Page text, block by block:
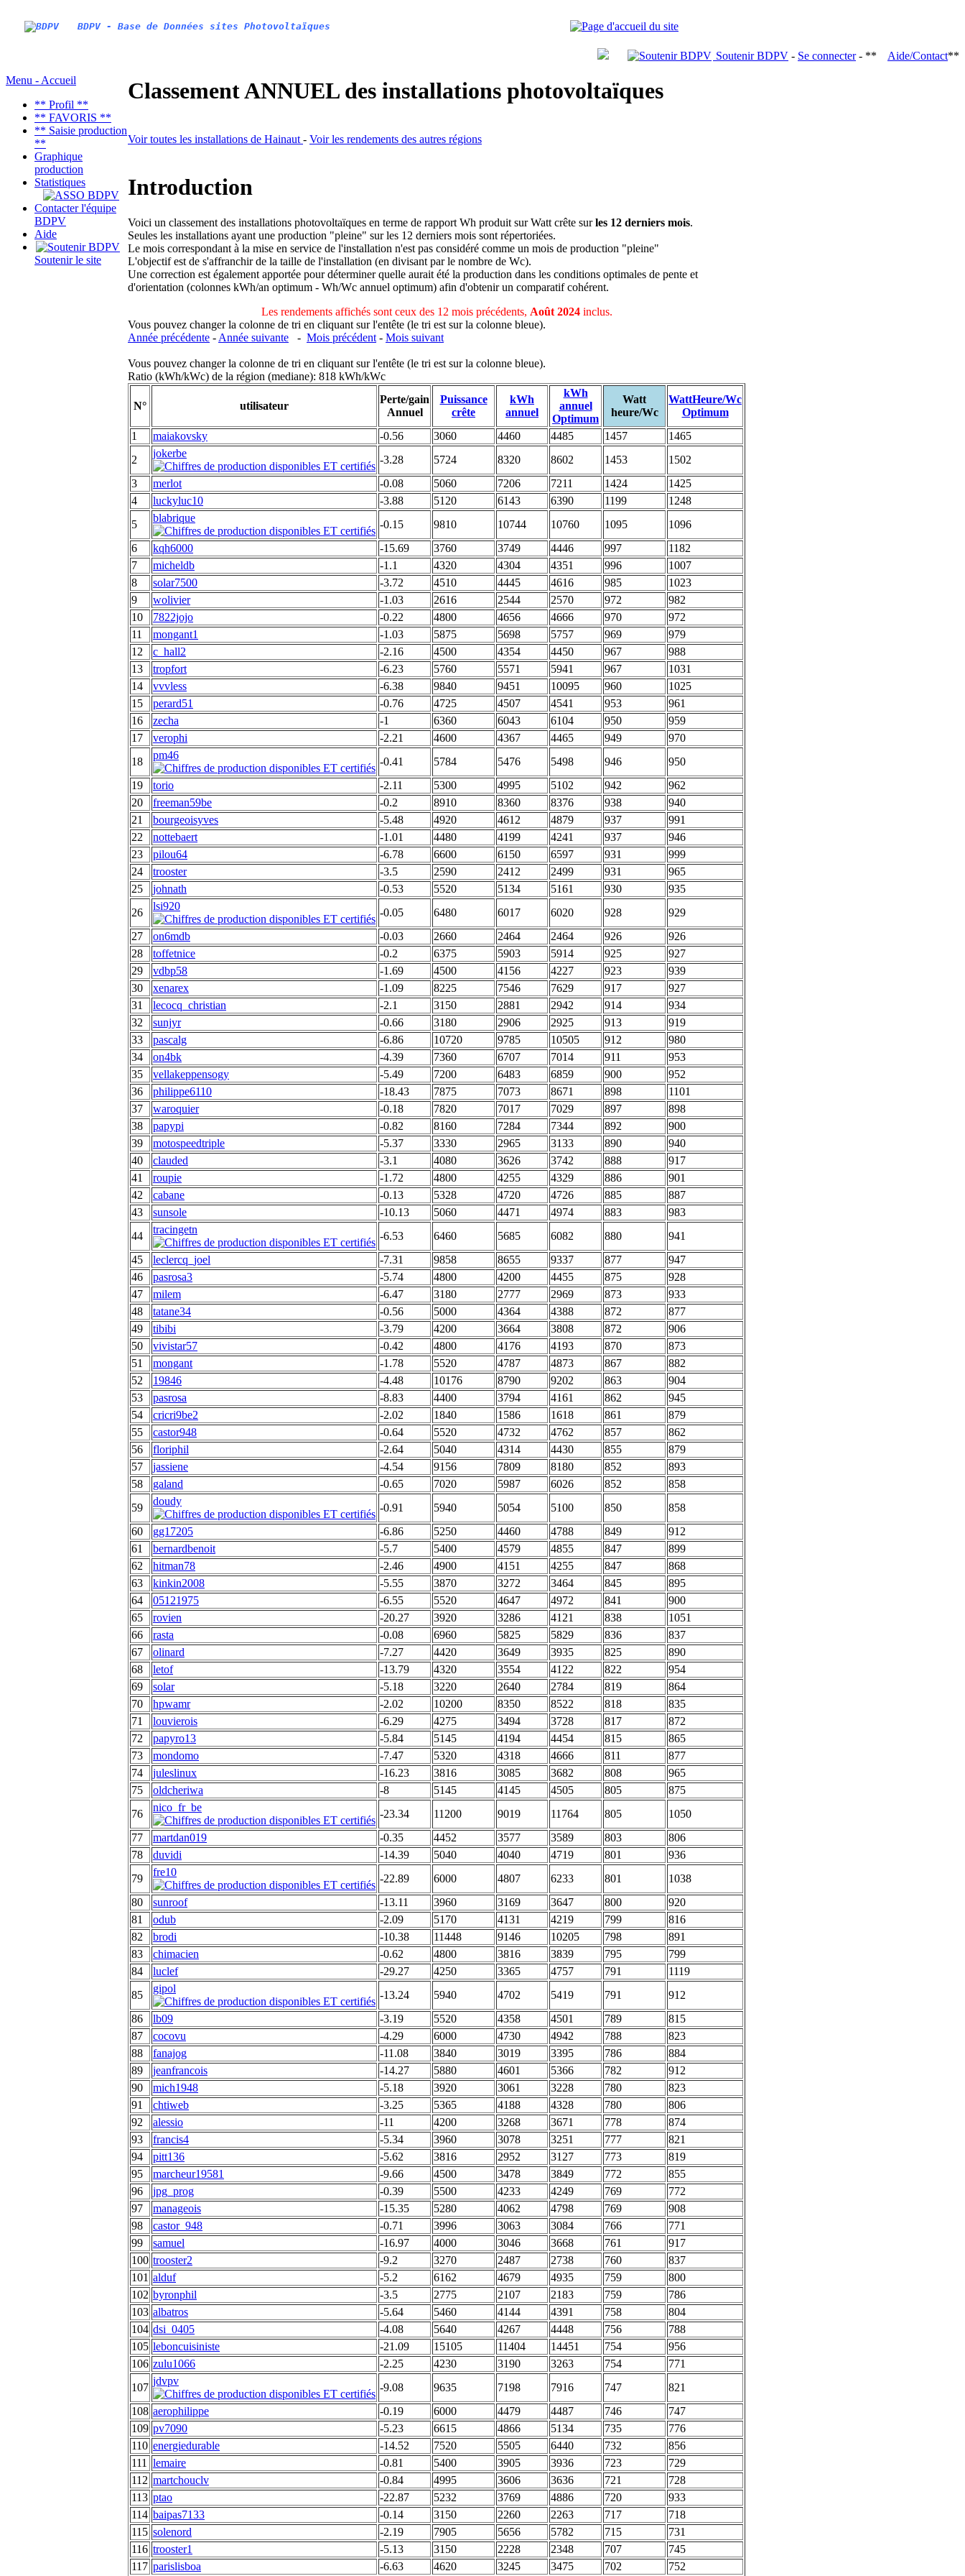
BDPV - Base de Données sites Photovoltaïques
Soutenir BDPV - Se connecter- ** Aide/Contact**
Menu - Accueil
** Profil **
** FAVORIS **
** Saisie production
**
Graphique
production
Statistiques
Contacter l'équipe
BDPV
Aide
Soutenir le site
Classement ANNUEL des installations photovoltaïques
Voir toutes les installations de Hainaut - Voir les rendements des autres régions
Introduction
Voici un classement des installations photovoltaïques en terme de rapport Wh produit sur Watt crête surles 12 derniers mois.
Seules les installations ayant une production "pleine" sur les 12 derniers mois sont répertoriées.
Le mois correspondant à la mise en service de l'installation n'est pas considéré comme un mois de production "pleine"
L'objectif est de s'affranchir de la taille de l'installation (en divisant par le nombre de Wc).
Une correction est également apportée pour déterminer quelle aurait été la production dans les conditions optimales de pente et
d'orientation (colonnes kWh/an optimum - Wh/Wc annuel optimum) afin d'obtenir un comparatif cohérent.
Les rendements affichés sont ceux des 12 mois précédents, Août 2024inclus.
Vous pouvez changer la colonne de tri en cliquant sur l'entête (le tri est sur la colonne bleue).
Année précédente - Année suivante - Mois précédent - Mois suivant
Vous pouvez changer la colonne de tri en cliquant sur l'entête (le tri est sur la colonne bleue).
Ratio (kWh/kWc) de la région (mediane): 818 kWh/kWc
N° utilisateur
Perte/gain
Annuel
Puissance
crête
kWh
annuel
kWh
annuel
Optimum
Watt
heure/Wc
WattHeure/Wc
Optimum
1
maiakovsky -0.56 3060 4460 4485 1457
1465
2
jokerbe
-3.28 5724 8320 8602 1453
1502
3
merlot -0.08 5060 7206 7211 1424
1425
4
luckyluc10 -3.88 5120 6143 6390 1199
1248
5
blabrique
-0.15 9810 10744 10760 1095
1096
6
kqh6000 -15.69 3760 3749 4446 997
1182
7
micheldb -1.1 4320 4304 4351 996
1007
8
solar7500 -3.72 4510 4445 4616 985
1023
9
wolivier -1.03 2616 2544 2570 972
982
10
7822jojo -0.22 4800 4656 4666 970
972
11
mongant1 -1.03 5875 5698 5757 969
979
12
c_hall2 -2.16 4500 4354 4450 967
988
13
tropfort -6.23 5760 5571 5941 967
1031
14
vvvless -6.38 9840 9451 10095 960
1025
15
perard51 -0.76 4725 4507 4541 953
961
16
zecha -1 6360 6043 6104 950
959
17
verophi -2.21 4600 4367 4465 949
970
18
pm46
-0.41 5784 5476 5498 946
950
19
torio -2.11 5300 4995 5102 942
962
20
freeman59be -0.2 8910 8360 8376 938
940
21
bourgeoisyves -5.48 4920 4612 4879 937
991
22
nottebaert -1.01 4480 4199 4241 937
946
23
pilou64 -6.78 6600 6150 6597 931
999
24
trooster -3.5 2590 2412 2499 931
965
25
johnath -0.53 5520 5134 5161 930
935
26
lsi920
-0.05 6480 6017 6020 928
929
27
on6mdb -0.03 2660 2464 2464 926
926
28
toffetnice -0.2 6375 5903 5914 925
927
29
vdbp58 -1.69 4500 4156 4227 923
939
30
xenarex -1.09 8225 7546 7629 917
927
31
lecocq_christian -2.1 3150 2881 2942 914
934
32
sunjyr -0.66 3180 2906 2925 913
919
33
pascalg -6.86 10720 9785 10505 912
980
34
on4bk -4.39 7360 6707 7014 911
953
35
vellakeppensogy -5.49 7200 6483 6859 900
952
36
philippe6110 -18.43 7875 7073 8671 898
1101
37
waroquier -0.18 7820 7017 7029 897
898
38
papypi -0.82 8160 7284 7344 892
900
39
motospeedtriple -5.37 3330 2965 3133 890
940
40
clauded -3.1 4080 3626 3742 888
917
41
roupie -1.72 4800 4255 4329 886
901
42
cabane -0.13 5328 4720 4726 885
887
43
sunsole -10.13 5060 4471 4974 883
983
44
tracingetn
-6.53 6460 5685 6082 880
941
45
leclercq_joel -7.31 9858 8655 9337 877
947
46
pasrosa3 -5.74 4800 4200 4455 875
928
47
milem -6.47 3180 2777 2969 873
933
48
tatane34 -0.56 5000 4364 4388 872
877
49
tibibi -3.79 4200 3664 3808 872
906
50
vivistar57 -0.42 4800 4176 4193 870
873
51
mongant -1.78 5520 4787 4873 867
882
52
19846 -4.48 10176 8790 9202 863
904
53
pasrosa -8.83 4400 3794 4161 862
945
54
cricri9be2 -2.02 1840 1586 1618 861
879
55
castor948 -0.64 5520 4732 4762 857
862
56
floriphil -2.64 5040 4314 4430 855
879
57
jassiene -4.54 9156 7809 8180 852
893
58
galand -0.65 7020 5987 6026 852
858
59
doudy
-0.91 5940 5054 5100 850
858
60
gg17205 -6.86 5250 4460 4788 849
912
61
bernardbenoit -5.7 5400 4579 4855 847
899
62
hitman78 -2.46 4900 4151 4255 847
868
63
kinkin2008 -5.55 3870 3272 3464 845
895
64
05121975 -6.55 5520 4647 4972 841
900
65
rovien -20.27 3920 3286 4121 838
1051
66
rasta -0.08 6960 5825 5829 836
837
67
olinard -7.27 4420 3649 3935 825
890
68
letof -13.79 4320 3554 4122 822
954
69
solar -5.18 3220 2640 2784 819
864
70
hpwamr -2.02 10200 8350 8522 818
835
71
louvierois -6.29 4275 3494 3728 817
872
72
papyro13 -5.84 5145 4194 4454 815
865
73
mondomo -7.47 5320 4318 4666 811
877
74
juleslinux -16.23 3816 3085 3682 808
965
75
oldcheriwa -8 5145 4145 4505 805
875
76
nico_fr_be
-23.34 11200 9019 11764 805
1050
77
martdan019 -0.35 4452 3577 3589 803
806
78
duvidi -14.39 5040 4040 4719 801
936
79
fre10
-22.89 6000 4807 6233 801
1038
80
sunroof -13.11 3960 3169 3647 800
920
81
odub -2.09 5170 4131 4219 799
816
82
brodi -10.38 11448 9146 10205 798
891
83
chimacien -0.62 4800 3816 3839 795
799
84
luclef -29.27 4250 3365 4757 791
1119
85
gipol
-13.24 5940 4702 5419 791
912
86
lb09 -3.19 5520 4358 4501 789
815
87
cocovu -4.29 6000 4730 4942 788
823
88
fanajog -11.08 3840 3019 3395 786
884
89
jeanfrancois -14.27 5880 4601 5366 782
912
90
mich1948 -5.18 3920 3061 3228 780
823
91
chtiweb -3.25 5365 4188 4328 780
806
92
alessio -11 4200 3268 3671 778
874
93
francis4 -5.34 3960 3078 3251 777
821
94
pitt136 -5.62 3816 2952 3127 773
819
95
marcheur19581 -9.66 4500 3478 3849 772
855
96
jpg_prog -0.39 5500 4233 4249 769
772
97
manageois -15.35 5280 4062 4798 769
908
98
castor_948 -0.71 3996 3063 3084 766
771
99
samuel -16.97 4000 3046 3668 761
917
100 trooster2 -9.2 3270 2487 2738 760
837
101 alduf -5.2 6162 4679 4935 759
800
102 byronphil -3.5 2775 2107 2183 759
786
103 albatros -5.64 5460 4144 4391 758
804
104 dsi_0405 -4.08 5640 4267 4448 756
788
105 leboncuisiniste -21.09 15105 11404 14451 754
956
106 zulu1066 -2.25 4230 3190 3263 754
771
107
jdvpv
-9.08 9635 7198 7916 747
821
108 aerophilippe -0.19 6000 4479 4487 746
747
109 pv7090 -5.23 6615 4866 5134 735
776
110 energiedurable -14.52 7520 5505 6440 732
856
111
lemaire -0.81 5400 3905 3936 723
729
112 martchouclv -0.84 4995 3606 3636 721
728
113 ptao -22.87 5232 3769 4886 720
933
114 baipas7133 -0.14 3150 2260 2263 717
718
115 solenord -2.19 7905 5656 5782 715
731
116 trooster1 -5.13 3150 2228 2348 707
745
117 parislisboa -6.63 4620 3245 3475 702 752